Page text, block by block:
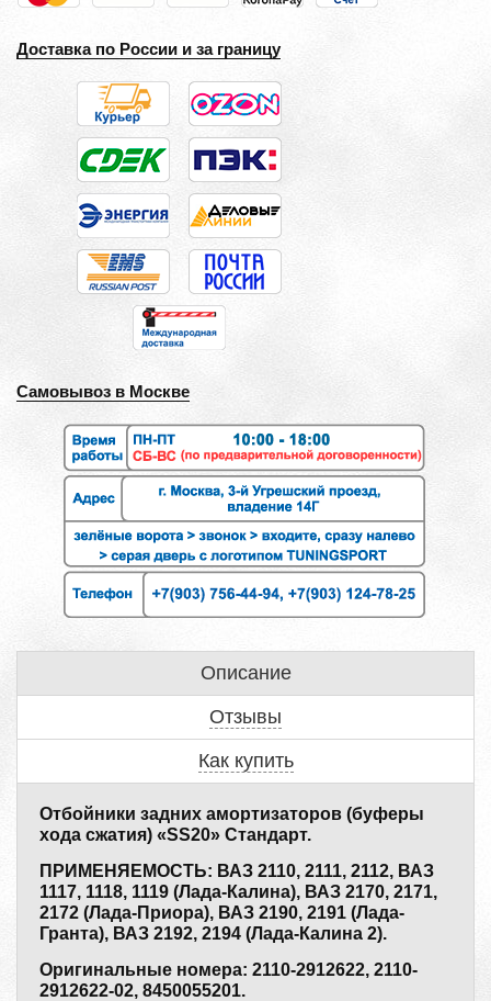
Доставка по России и за границу
Самовывоз в Москве
Описание
Отзывы
Как купить
Отбойники задних амортизаторов (буферы
хода сжатия) «SS20» Стандарт.
ПРИМЕНЯЕМОСТЬ: ВАЗ 2110, 2111, 2112, ВАЗ
1117, 1118, 1119 (Лада-Калина), ВАЗ 2170, 2171,
2172 (Лада-Приора), ВАЗ 2190, 2191 (Лада-
Гранта), ВАЗ 2192, 2194 (Лада-Калина 2).
Оригинальные номера: 2110-2912622, 2110-
2912622-02, 8450055201.